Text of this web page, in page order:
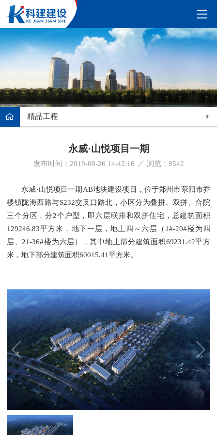
精品工程
永威·山悦项目一期
发布时间：2019-08-26 14:42:16 ／ 浏览： 8542
永威·山悦项目一期AB地块建设项目，位于郑州市荥阳市乔
楼镇陇海西路与S232交叉口路北，小区分为叠拼、双拼、合院
三个分区，分2个户型，即六层联排和双拼住宅，总建筑面积
129246.83平方米，地下一层，地上四～六层（1#-20#楼为四
层、21-36#楼为六层），其中地上部分建筑面积69231.42平方
米，地下部分建筑面积60015.41平方米。